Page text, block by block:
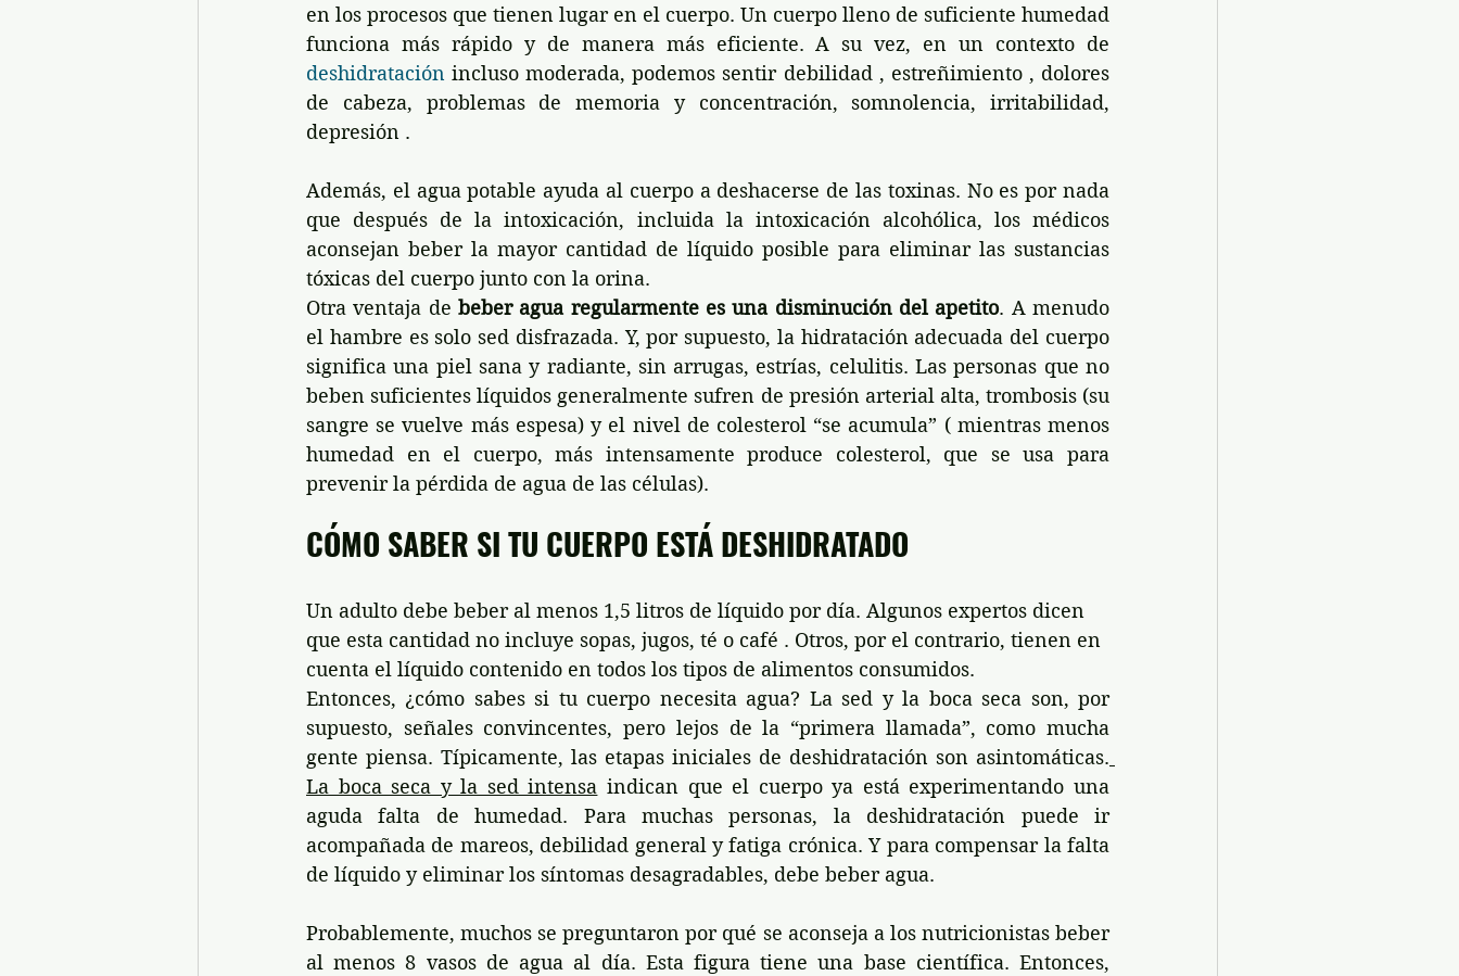
en los procesos que tienen lugar en el cuerpo. Un cuerpo lleno de suficiente humedad
deshidratación incluso moderada, podemos sentir debilidad , estreñimiento , dolores
de cabeza, problemas de memoria y concentración, somnolencia, irritabilidad,
depresión .
Además, el agua potable ayuda al cuerpo a deshacerse de las toxinas. No es por nada
que después de la intoxicación, incluida la intoxicación alcohólica, los médicos
aconsejan beber la mayor cantidad de líquido posible para eliminar las sustancias
tóxicas del cuerpo junto con la orina.
Otra ventaja de beber agua regularmente es una disminución del apetito. A menudo
el hambre es solo sed disfrazada. Y, por supuesto, la hidratación adecuada del cuerpo
significa una piel sana y radiante, sin arrugas, estrías, celulitis. Las personas que no
beben suficientes líquidos generalmente sufren de presión arterial alta, trombosis (su
sangre se vuelve más espesa) y el nivel de colesterol “se acumula” ( mientras menos
humedad en el cuerpo, más intensamente produce colesterol, que se usa para
prevenir la pérdida de agua de las células).
CÓMO SABER SI TU CUERPO ESTÁ DESHIDRATADO
Un adulto debe beber al menos 1,5 litros de líquido por día. Algunos expertos dicen
que esta cantidad no incluye sopas, jugos, té o café . Otros, por el contrario, tienen en
cuenta el líquido contenido en todos los tipos de alimentos consumidos.
Entonces, ¿cómo sabes si tu cuerpo necesita agua? La sed y la boca seca son, por
supuesto, señales convincentes, pero lejos de la “primera llamada”, como mucha
gente piensa. Típicamente, las etapas iniciales de deshidratación son asintomáticas.
La boca seca y la sed intensa indican que el cuerpo ya está experimentando una
aguda falta de humedad. Para muchas personas, la deshidratación puede ir
acompañada de mareos, debilidad general y fatiga crónica. Y para compensar la falta
de líquido y eliminar los síntomas desagradables, debe beber agua.
Probablemente, muchos se preguntaron por qué se aconseja a los nutricionistas beber
al menos 8 vasos de agua al día. Esta figura tiene una base científica. Entonces,